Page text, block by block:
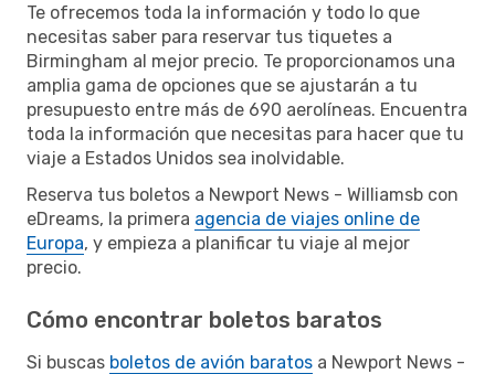
Te ofrecemos toda la información y todo lo que
necesitas saber para reservar tus tiquetes a
Birmingham al mejor precio. Te proporcionamos una
amplia gama de opciones que se ajustarán a tu
presupuesto entre más de 690 aerolíneas. Encuentra
toda la información que necesitas para hacer que tu
viaje a Estados Unidos sea inolvidable.
Reserva tus boletos a Newport News - Williamsb con
eDreams, la primera agencia de viajes online de
Europa, y empieza a planificar tu viaje al mejor
precio.
Cómo encontrar boletos baratos
Si buscas boletos de avión baratos a Newport News -